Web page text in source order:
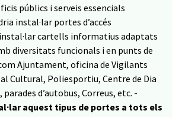
públics i serveis essencials
instal·lar portes d’accés
cartells informatius adaptats
diversitats funcionals i en punts de
Ajuntament, oficina de Vigilants
Cultural, Poliesportiu, Centre de Dia
parades d’autobus, Correus, etc. -
aquest tipus de portes a tots els